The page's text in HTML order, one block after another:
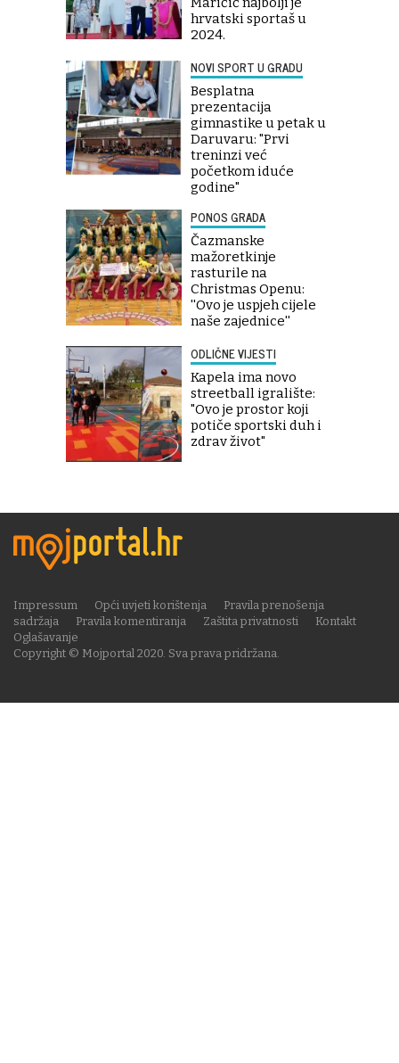
hrvatski sportaš u
2024.
NOVI SPORT U GRADU
Besplatna
prezentacija
gimnastike u petak u
Daruvaru: "Prvi
treninzi već
početkom iduće
godine"
PONOS GRADA
Čazmanske
mažoretkinje
rasturile na
Christmas Openu:
''Ovo je uspjeh cijele
naše zajednice''
ODLIČNE VIJESTI
Kapela ima novo
streetball igralište:
"Ovo je prostor koji
potiče sportski duh i
zdrav život"
Copyright © Mojportal 2020. Sva prava pridržana.
Impressum Opći uvjeti korištenja
Pravila prenošenja
sadržaja
Pravila komentiranja Zaštita privatnosti
Kontakt
Oglašavanje